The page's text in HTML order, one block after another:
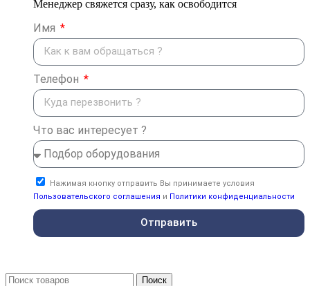
Менеджер свяжется сразу, как освободится
Имя
Телефон
Что вас интересует ?
Нажимая кнопку отправить Вы принимаете условия
Пользовательского соглашения и Политики конфиденциальности
Отправить
Поиск